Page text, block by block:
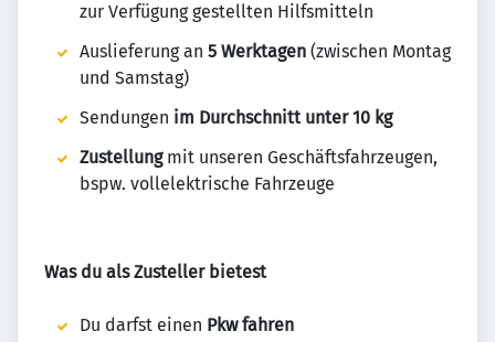
zur Verfügung gestellten Hilfsmitteln
Auslieferung an 5 Werktagen (zwischen Montag
und Samstag)
Sendungen im Durchschnitt unter 10 kg
Zustellungmit unseren Geschäftsfahrzeugen,
bspw. vollelektrische Fahrzeuge
Was du als Zusteller bietest
Du darfst einen Pkw fahren